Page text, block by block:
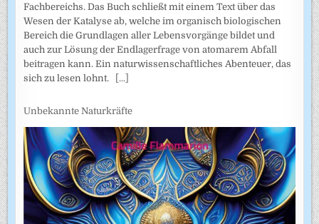
Fachbereichs. Das Buch schließt mit einem Text über das
Wesen der Katalyse ab, welche im organisch biologischen
Bereich die Grundlagen aller Lebensvorgänge bildet und
auch zur Lösung der Endlagerfrage von atomarem Abfall
beitragen kann. Ein naturwissenschaftliches Abenteuer, das
sich zu lesen lohnt.
[...]
Unbekannte Naturkräfte